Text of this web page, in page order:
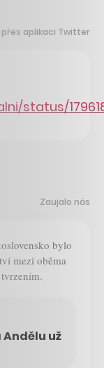
přes aplikaci Twitter
status/
Zaujalo nás
bylo
mezi oběma
už